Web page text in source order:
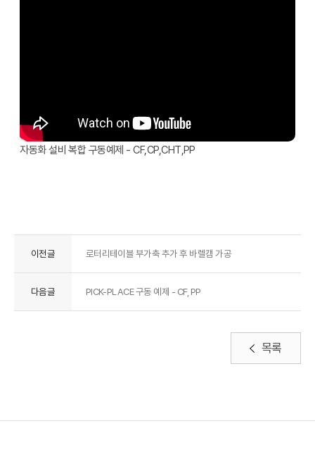
자동화 설비 복합 구동예제 - CF,CP,CHT,PP
이전글 로터리테이블 부가축 추가 후 바렐캠 가공
다음글 PICK-PLACE 구동 예제 - CF, PP
목록